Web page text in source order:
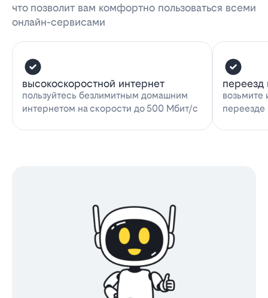
что позволит вам комфортно пользоваться всеми
онлайн-сервисами
высокоскоростной интернет
пользуйтесь безлимитным домашним
интернетом на скорости до 500 Мбит/с
переезд
возьмите
переезде